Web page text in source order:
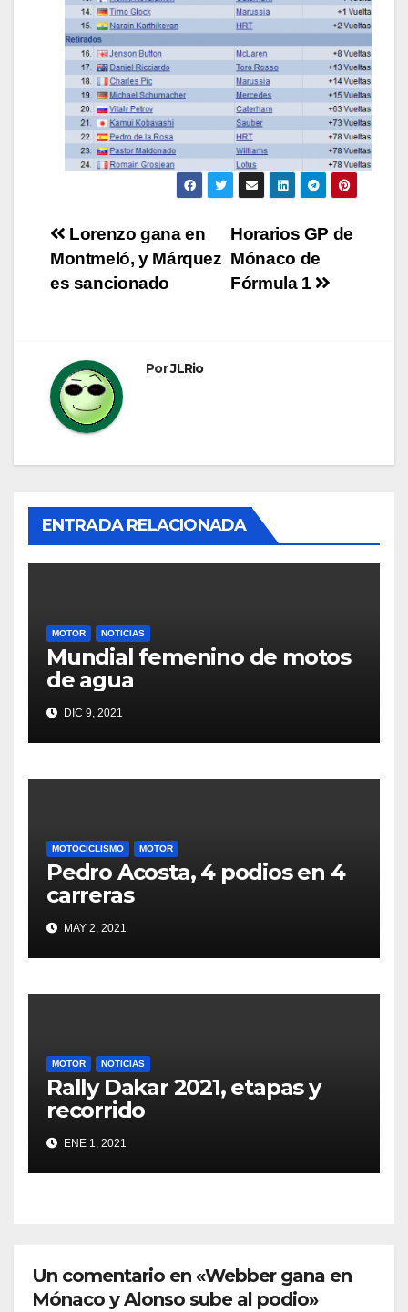
Navegación
de
Horarios GP de
Mónaco de
Fórmula 1
Lorenzo gana en
Montmeló, y Márquez
es sancionado
PorJLRio
ENTRADA RELACIONADA
MOTOR NOTICIAS
Mundial femenino de motos
de agua
DIC 9, 2021
MOTOCICLISMO MOTOR
Pedro Acosta, 4 podios en 4
carreras
MAY 2, 2021
MOTOR NOTICIAS
Rally Dakar 2021, etapas y
recorrido
ENE 1, 2021
Un comentario en «Webber gana en
Mónaco y Alonso sube al podio»